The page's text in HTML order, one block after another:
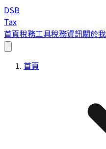
DSB
Tax
首頁稅務工具稅務資訊關於
首頁